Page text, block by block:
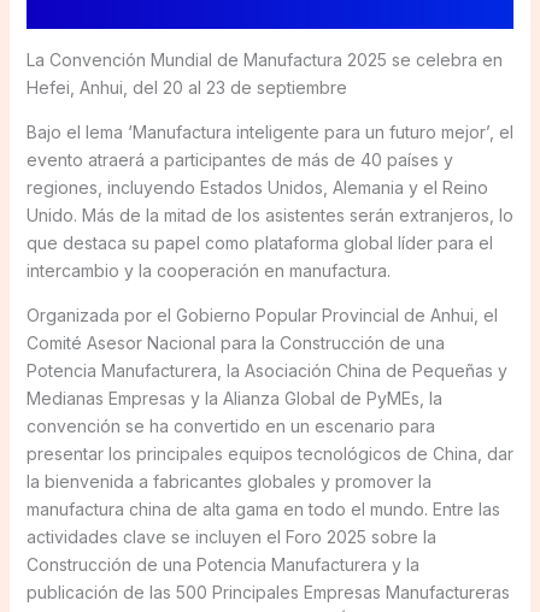
La Convención Mundial de Manufactura 2025 se celebra en
Hefei, Anhui, del 20 al 23 de septiembre
Bajo el lema ‘Manufactura inteligente para un futuro mejor’, el
evento atraerá a participantes de más de 40 países y
regiones, incluyendo Estados Unidos, Alemania y el Reino
Unido. Más de la mitad de los asistentes serán extranjeros, lo
que destaca su papel como plataforma global líder para el
intercambio y la cooperación en manufactura.
Organizada por el Gobierno Popular Provincial de Anhui, el
Comité Asesor Nacional para la Construcción de una
Potencia Manufacturera, la Asociación China de Pequeñas y
Medianas Empresas y la Alianza Global de PyMEs, la
convención se ha convertido en un escenario para
presentar los principales equipos tecnológicos de China, dar
la bienvenida a fabricantes globales y promover la
manufactura china de alta gama en todo el mundo. Entre las
actividades clave se incluyen el Foro 2025 sobre la
Construcción de una Potencia Manufacturera y la
publicación de las 500 Principales Empresas Manufactureras